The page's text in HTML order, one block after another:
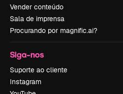
Vender conteúdo
Sala de imprensa
Procurando por magnific.ai?
Siga-nos
Suporte ao cliente
Instagram